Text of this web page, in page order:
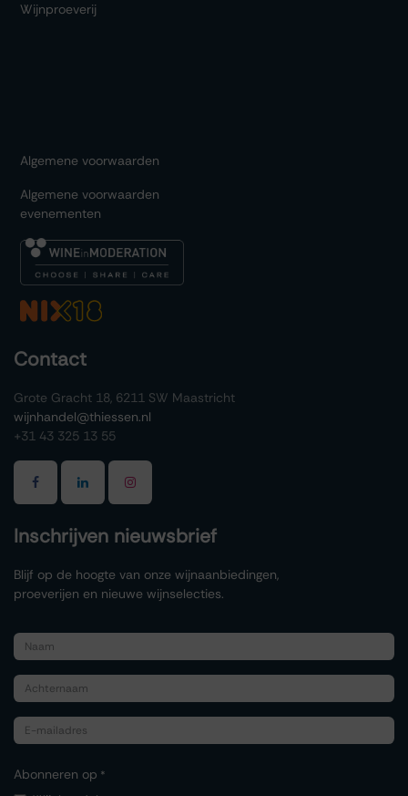
Wijnproeverij
Algemene voorwaarden
Algemene voorwaarden
evenementen
Contact
Grote Gracht 18, 6211 SW Maastricht
wijnhandel@thiessen.nl
+31 43 325 13 55
Inschrijven nieuwsbrief
Blijf op de hoogte van onze wijnaanbiedingen,
proeverijen en nieuwe wijnselecties.
Abonneren op *